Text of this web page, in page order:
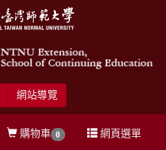
網站導覽
網頁選單
購物車 0